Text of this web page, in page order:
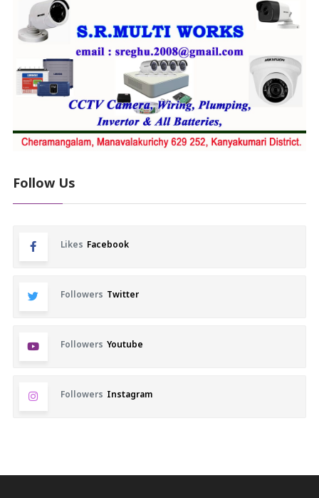
Follow Us
Likes Facebook
Followers Twitter
Followers Youtube
Followers Instagram